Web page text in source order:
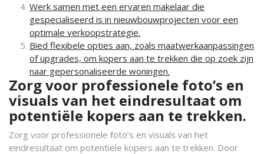
Werk samen met een ervaren makelaar die
gespecialiseerd is in nieuwbouwprojecten voor een
optimale verkoopstrategie.
Bied flexibele opties aan, zoals maatwerkaanpassingen
of upgrades, om kopers aan te trekken die op zoek zijn
naar gepersonaliseerde woningen.
Zorg voor professionele foto’s en
visuals van het eindresultaat om
potentiële kopers aan te trekken.
Zorg voor professionele foto’s en visuals van het
eindresultaat om potentiële kopers aan te trekken. Door